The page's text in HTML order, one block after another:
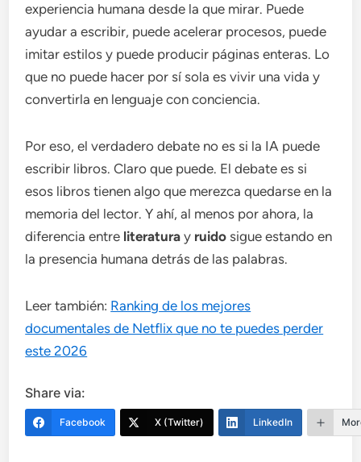
experiencia humana desde la que mirar. Puede
ayudar a escribir, puede acelerar procesos, puede
imitar estilos y puede producir páginas enteras. Lo
que no puede hacer por sí sola es vivir una vida y
convertirla en lenguaje con conciencia.
Por eso, el verdadero debate no es si la IA puede
escribir libros. Claro que puede. El debate es si
esos libros tienen algo que merezca quedarse en la
memoria del lector. Y ahí, al menos por ahora, la
diferencia entre literatura y ruido sigue estando en
la presencia humana detrás de las palabras.
Leer también: Ranking de los mejores
documentales de Netflix que no te puedes perder
este 2026
Share via:
Facebook X (Twitter) LinkedIn